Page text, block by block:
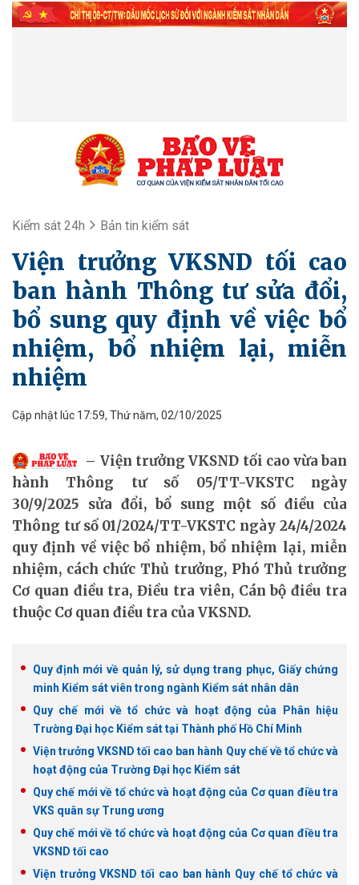
Kiểm sát 24h Bản tin kiểm sát
Viện trưởng VKSND tối cao
ban hành Thông tư sửa đổi,
bổ sung quy định về việc bổ
nhiệm, bổ nhiệm lại, miễn
nhiệm
Cập nhật lúc 17:59, Thứ năm, 02/10/2025
Viện trưởng VKSND tối cao vừa ban
hành Thông tư số 05/TT-VKSTC ngày
30/9/2025 sửa đổi, bổ sung một số điều của
Thông tư số 01/2024/TT-VKSTC ngày 24/4/2024
quy định về việc bổ nhiệm, bổ nhiệm lại, miễn
nhiệm, cách chức Thủ trưởng, Phó Thủ trưởng
Cơ quan điều tra, Điều tra viên, Cán bộ điều tra
thuộc Cơ quan điều tra của VKSND.
Quy định mới về quản lý, sử dụng trang phục, Giấy chứng
minh Kiểm sát viên trong ngành Kiểm sát nhân dân
Quy chế mới về tổ chức và hoạt động của Phân hiệu
Trường Đại học Kiểm sát tại Thành phố Hồ Chí Minh
Viện trưởng VKSND tối cao ban hành Quy chế về tổ chức và
hoạt động của Trường Đại học Kiểm sát
Quy chế mới về tổ chức và hoạt động của Cơ quan điều tra
VKS quân sự Trung ương
Quy chế mới về tổ chức và hoạt động của Cơ quan điều tra
VKSND tối cao
Viện trưởng VKSND tối cao ban hành Quy chế tổ chức và